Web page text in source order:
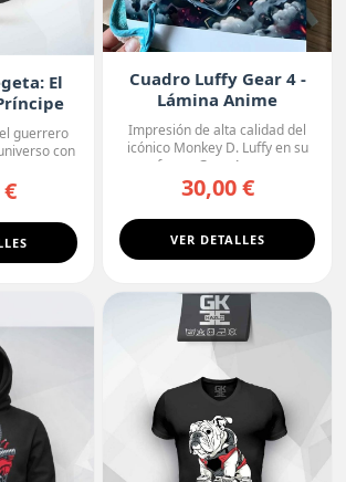
El
guerrero
con
ne...
Cuadro Luffy Gear 4 -
Lámina Anime
Premium
Impresión de alta calidad del
icónico Monkey D. Luffy en su
forma Gear 4, con...
30,00 €
VER DETALLES